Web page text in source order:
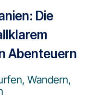
Die
Abenteuern
Wandern,